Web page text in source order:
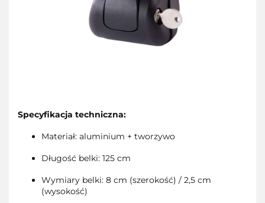
Specyfikacja techniczna:
Materiał: aluminium + tworzywo
Długość belki: 125 cm
Wymiary belki: 8 cm (szerokość) / 2,5 cm
(wysokość)